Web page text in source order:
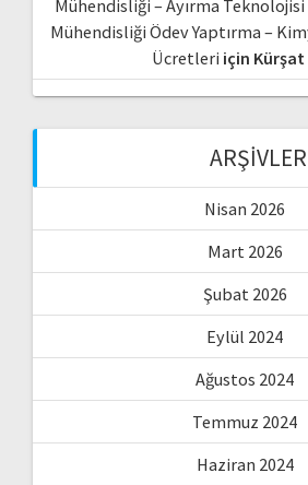
Mühendisliği – Ayırma
Mühendisliği Ödev Yaptırma –
Ücretleri için Kürşat
ARŞIVLER
Nisan 2026
Mart 2026
Şubat 2026
Eylül 2024
Ağustos 2024
Temmuz 2024
Haziran 2024